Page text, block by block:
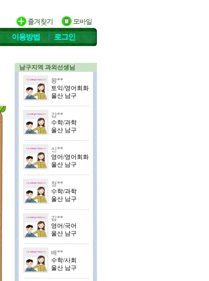
이용방법 로그인
남구지역 과외선생님
왕**
토익/영어회화
울산 남구
강**
수학/과학
울산 남구
신**
영어/영어회화
울산 남구
정**
수학/과학
울산 남구
김**
영어/국어
울산 남구
배**
수학/사회
울산 남구